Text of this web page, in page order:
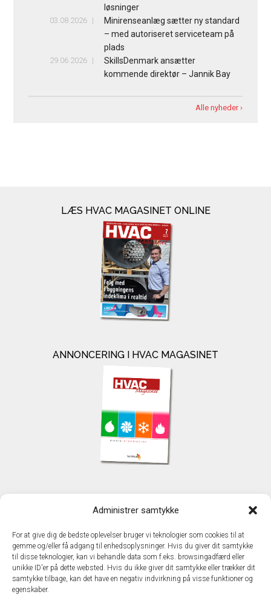
Administrer samtykke
For at give dig de bedste oplevelser bruger vi teknologier som cookies til at
gemme og/eller få adgang til enhedsoplysninger. Hvis du giver dit samtykke
til disse teknologier, kan vi behandle data som f.eks. browsingadfærd eller
unikke ID'er på dette websted. Hvis du ikke giver dit samtykke eller trækker dit
samtykke tilbage, kan det have en negativ indvirkning på visse funktioner og
egenskaber.
løsninger
03.08.2026
Minirenseanlæg sætter ny standard
– med autoriseret serviceteam på
plads
29.06.2026
SkillsDenmark ansætter
kommende direktør – Jannik Bay
Alle nyheder ›
LÆS HVAC MAGASINET ONLINE
ANNONCERING I HVAC MAGASINET
TechMedia A/S
DK - 2600 Glostrup
www.techmedia.dk
Telefon: +45 43 24 26 28
E-mail:info@techmedia.dk